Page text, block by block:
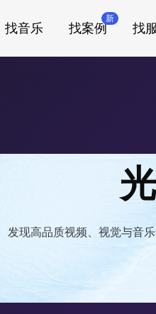
找音乐
新
找案例 找
发现高品质视频、视觉与音